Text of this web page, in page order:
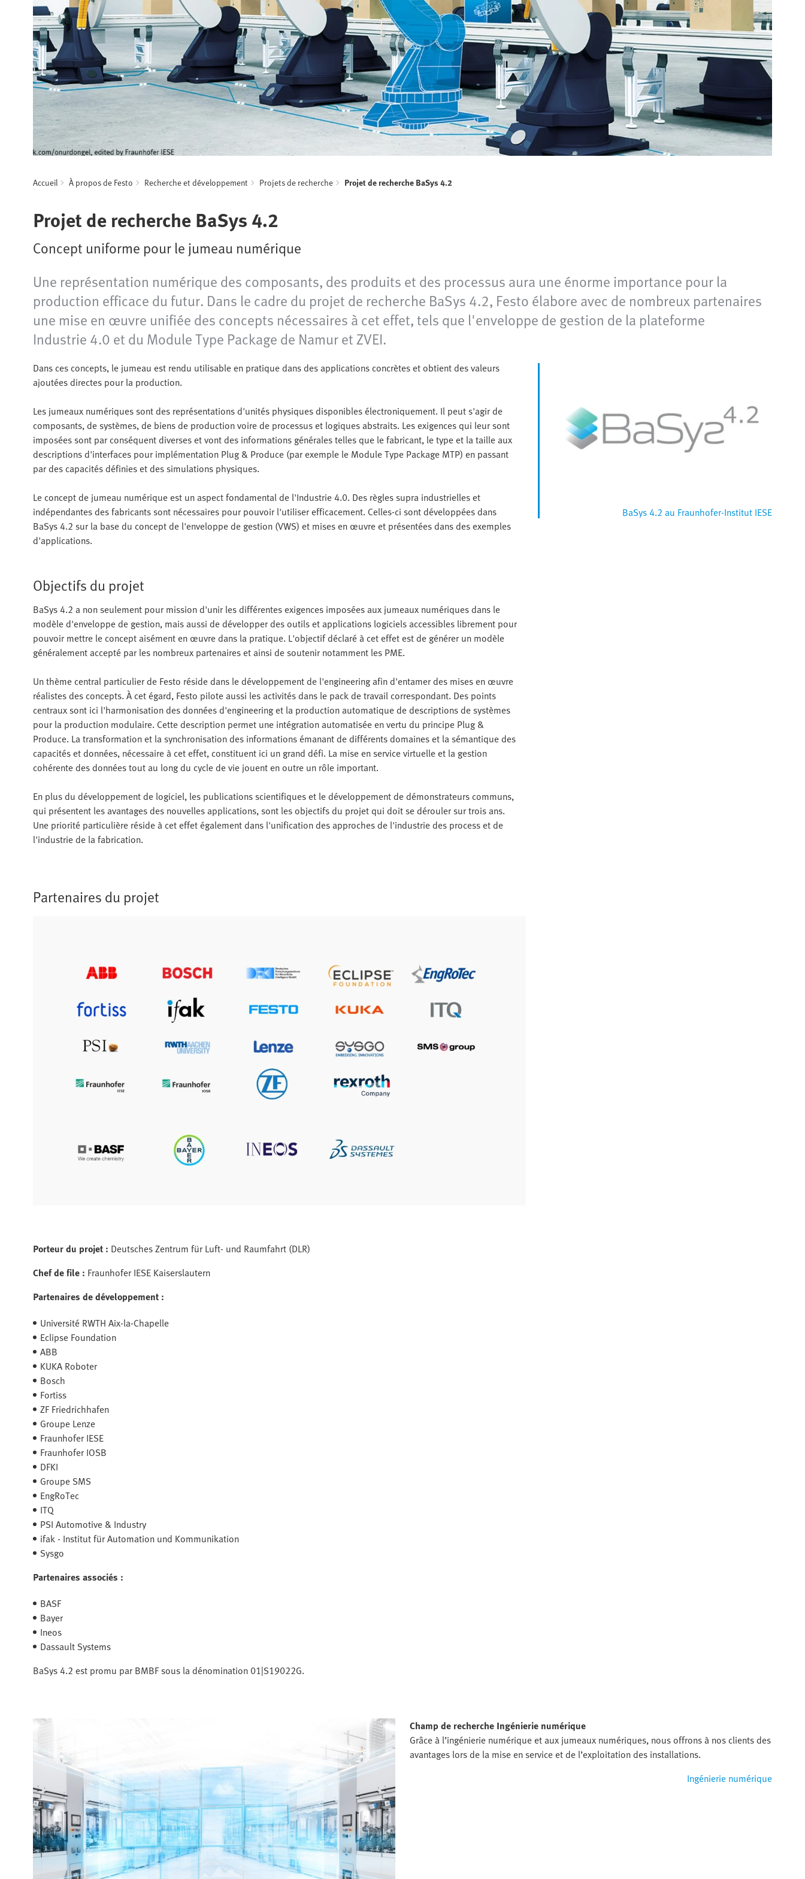
Accueil À propos de Festo Recherche et développement Projets de recherche Projet de recherche BaSys 4.2
Projet de recherche BaSys 4.2
Concept uniforme pour le jumeau numérique
Une représentation numérique des composants, des produits et des processus aura une énorme importance pour la
production efficace du futur. Dans le cadre du projet de recherche BaSys 4.2, Festo élabore avec de nombreux partenaires
une mise en œuvre unifiée des concepts nécessaires à cet effet, tels que l'enveloppe de gestion de la plateforme
Industrie 4.0 et du Module Type Package de Namur et ZVEI.
Dans ces concepts, le jumeau est rendu utilisable en pratique dans des applications concrètes et obtient des valeurs
ajoutées directes pour la production.
Les jumeaux numériques sont des représentations d'unités physiques disponibles électroniquement. Il peut s'agir de
composants, de systèmes, de biens de production voire de processus et logiques abstraits. Les exigences qui leur sont
imposées sont par conséquent diverses et vont des informations générales telles que le fabricant, le type et la taille aux
descriptions d'interfaces pour implémentation Plug & Produce (par exemple le Module Type Package MTP) en passant
par des capacités définies et des simulations physiques.
Le concept de jumeau numérique est un aspect fondamental de l'Industrie 4.0. Des règles supra industrielles et
indépendantes des fabricants sont nécessaires pour pouvoir l'utiliser efficacement. Celles-ci sont développées dans
BaSys 4.2 sur la base du concept de l'enveloppe de gestion (VWS) et mises en œuvre et présentées dans des exemples
d'applications.
BaSys 4.2 au Fraunhofer-Institut IESE
Objectifs du projet
BaSys 4.2 a non seulement pour mission d'unir les différentes exigences imposées aux jumeaux numériques dans le
modèle d'enveloppe de gestion, mais aussi de développer des outils et applications logiciels accessibles librement pour
pouvoir mettre le concept aisément en œuvre dans la pratique. L'objectif déclaré à cet effet est de générer un modèle
généralement accepté par les nombreux partenaires et ainsi de soutenir notamment les PME.
Un thème central particulier de Festo réside dans le développement de l'engineering afin d'entamer des mises en œuvre
réalistes des concepts. À cet égard, Festo pilote aussi les activités dans le pack de travail correspondant. Des points
centraux sont ici l'harmonisation des données d'engineering et la production automatique de descriptions de systèmes
pour la production modulaire. Cette description permet une intégration automatisée en vertu du principe Plug &
Produce. La transformation et la synchronisation des informations émanant de différents domaines et la sémantique des
capacités et données, nécessaire à cet effet, constituent ici un grand défi. La mise en service virtuelle et la gestion
cohérente des données tout au long du cycle de vie jouent en outre un rôle important.
En plus du développement de logiciel, les publications scientifiques et le développement de démonstrateurs communs,
qui présentent les avantages des nouvelles applications, sont les objectifs du projet qui doit se dérouler sur trois ans.
Une priorité particulière réside à cet effet également dans l'unification des approches de l'industrie des process et de
l'industrie de la fabrication.
Partenaires du projet
Porteur du projet : Deutsches Zentrum für Luft- und Raumfahrt (DLR)
Chef de file : Fraunhofer IESE Kaiserslautern
Partenaires de développement :
Université RWTH Aix-la-Chapelle
Eclipse Foundation
ABB
KUKA Roboter
Bosch
Fortiss
ZF Friedrichhafen
Groupe Lenze
Fraunhofer IESE
Fraunhofer IOSB
DFKI
Groupe SMS
EngRoTec
ITQ
PSI Automotive & Industry
ifak - Institut für Automation und Kommunikation
Sysgo
Partenaires associés :
BASF
Bayer
Ineos
Dassault Systems
BaSys 4.2 est promu par BMBF sous la dénomination 01|S19022G.
Champ de recherche Ingénierie numérique
Grâce à l’ingénierie numérique et aux jumeaux numériques, nous offrons à nos clients des
avantages lors de la mise en service et de l’exploitation des installations.
Ingénierie numérique